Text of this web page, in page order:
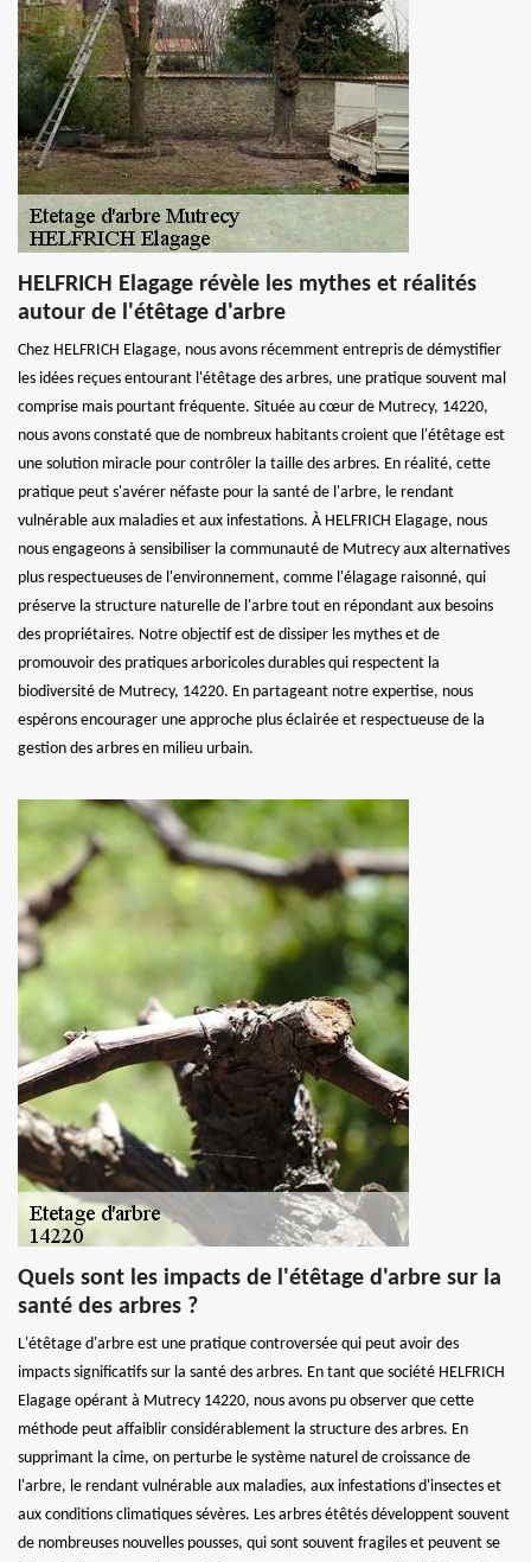
HELFRICH Elagage révèle les mythes et réalités
autour de l'étêtage d'arbre
Chez HELFRICH Elagage, nous avons récemment entrepris de démystifier
les idées reçues entourant l'étêtage des arbres, une pratique souvent mal
comprise mais pourtant fréquente. Située au cœur de Mutrecy, 14220,
nous avons constaté que de nombreux habitants croient que l'étêtage est
une solution miracle pour contrôler la taille des arbres. En réalité, cette
pratique peut s'avérer néfaste pour la santé de l'arbre, le rendant
vulnérable aux maladies et aux infestations. À HELFRICH Elagage, nous
nous engageons à sensibiliser la communauté de Mutrecy aux alternatives
plus respectueuses de l'environnement, comme l'élagage raisonné, qui
préserve la structure naturelle de l'arbre tout en répondant aux besoins
des propriétaires. Notre objectif est de dissiper les mythes et de
promouvoir des pratiques arboricoles durables qui respectent la
biodiversité de Mutrecy, 14220. En partageant notre expertise, nous
espérons encourager une approche plus éclairée et respectueuse de la
gestion des arbres en milieu urbain.
Quels sont les impacts de l'étêtage d'arbre sur la
santé des arbres ?
L'étêtage d'arbre est une pratique controversée qui peut avoir des
impacts significatifs sur la santé des arbres. En tant que société HELFRICH
Elagage opérant à Mutrecy 14220, nous avons pu observer que cette
méthode peut affaiblir considérablement la structure des arbres. En
supprimant la cime, on perturbe le système naturel de croissance de
l'arbre, le rendant vulnérable aux maladies, aux infestations d'insectes et
aux conditions climatiques sévères. Les arbres étêtés développent souvent
de nombreuses nouvelles pousses, qui sont souvent fragiles et peuvent se